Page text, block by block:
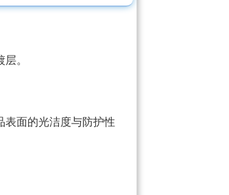
。
表面的光洁度与防护性